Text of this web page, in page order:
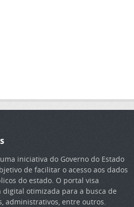
iniciativa do Governo do Estado
de facilitar o acesso aos dados
do estado. O portal visa
otimizada para a busca de
administrativos, entre outros.